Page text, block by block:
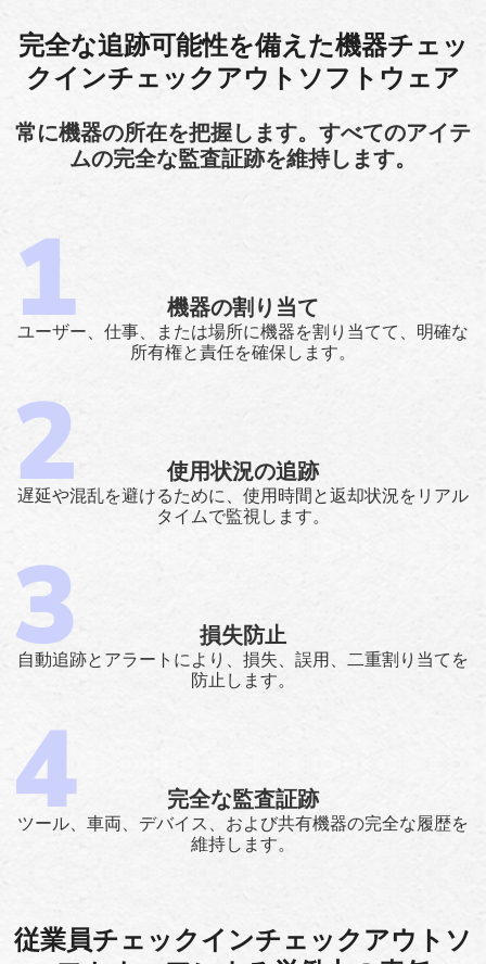
完全な追跡可能性を備えた機器チェッ
クインチェックアウトソフトウェア
常に機器の所在を把握します。すべてのアイテ
ムの完全な監査証跡を維持します。
機器の割り当て
ユーザー、仕事、または場所に機器を割り当てて、明確な
所有権と責任を確保します。
使用状況の追跡
遅延や混乱を避けるために、使用時間と返却状況をリアル
タイムで監視します。
損失防止
自動追跡とアラートにより、損失、誤用、二重割り当てを
防止します。
完全な監査証跡
ツール、車両、デバイス、および共有機器の完全な履歴を
維持します。
従業員チェックインチェックアウトソ